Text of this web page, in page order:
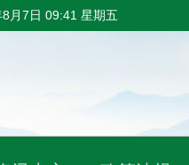
月7日 09:41 星期五